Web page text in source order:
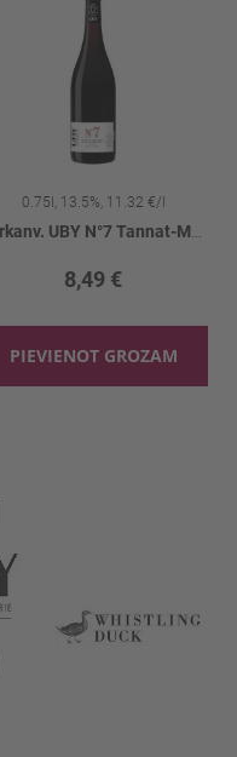
0.75l, 13.5%, 11.32 €/l
8,49 €
PIEVIENOT GROZAM